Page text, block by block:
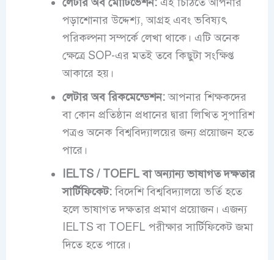
পড়াশোনার উদ্দেশ্য, আগ্রহ এবং ভবিষ্যৎ
পরিকল্পনা সম্পর্কে লেখা থাকে। এটি অনেক
ক্ষেত্রে SOP-এর মতই তবে কিছুটা সংক্ষিপ্ত
আকারে হয়।
লেটার অব রিকমেন্ডেশন:আপনার শিক্ষকদের
বা কোন প্রতিষ্ঠান প্রধানের দ্বারা লিখিত সুপারিশ
পত্রও অনেক বিশ্ববিদ্যালয়ের জন্য প্রয়োজন হতে
পারে।
IELTS / TOEFL বা অন্যান্য ভাষাগত দক্ষতার
সার্টিফিকেট:বিদেশি বিশ্ববিদ্যালয়ে ভর্তি হতে
হলে ভাষাগত দক্ষতার প্রমাণ প্রয়োজন। এজন্য
IELTS বা TOEFL পরীক্ষার সার্টিফিকেট জমা
দিতে হতে পারে।